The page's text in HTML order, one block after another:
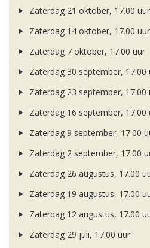
Zaterdag 21 oktober, 17.00 uur
Zaterdag 14 oktober, 17.00 uur
Zaterdag 7 oktober, 17.00 uur
Zaterdag 30 september, 17.00
Zaterdag 23 september, 17.00
Zaterdag 16 september, 17.00
Zaterdag 9 september, 17.00
Zaterdag 2 september, 17.00
Zaterdag 26 augustus, 17.00
Zaterdag 19 augustus, 17.00
Zaterdag 12 augustus, 17.00
Zaterdag 29 juli, 17.00 uur